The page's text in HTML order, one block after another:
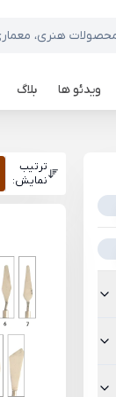
ویدئو ها بلاگ
ترتیب
نمایش: